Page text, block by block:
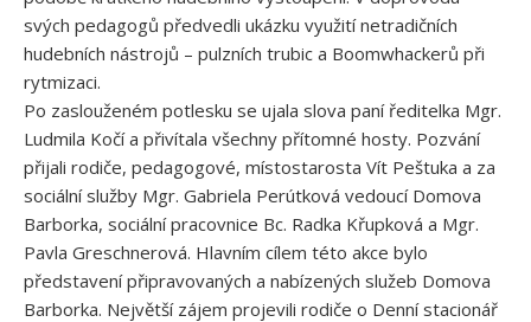
svých pedagogů předvedli ukázku využití netradičních
hudebních nástrojů – pulzních trubic a Boomwhackerů při
rytmizaci.
Po zaslouženém potlesku se ujala slova paní ředitelka Mgr.
Ludmila Kočí a přivítala všechny přítomné hosty. Pozvání
přijali rodiče, pedagogové, místostarosta Vít Peštuka a za
sociální služby Mgr. Gabriela Perútková vedoucí Domova
Barborka, sociální pracovnice Bc. Radka Křupková a Mgr.
Pavla Greschnerová. Hlavním cílem této akce bylo
představení připravovaných a nabízených služeb Domova
Barborka. Největší zájem projevili rodiče o Denní stacionář